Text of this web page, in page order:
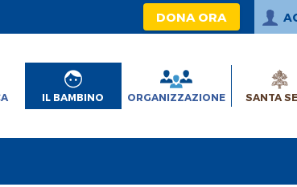
DONA ORA
IL BAMBINO ORGANIZZAZIONE SANTA